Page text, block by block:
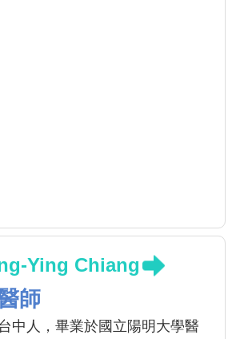
Ying Chiang
師
中人，畢業於國立陽明大學醫